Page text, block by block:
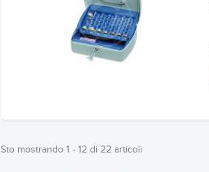
Sto mostrando 1 - 12 di 22 articoli